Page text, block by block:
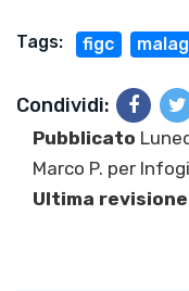
Tags: figc
Condividi:
Pubblicato
Marco P. per
Ultima